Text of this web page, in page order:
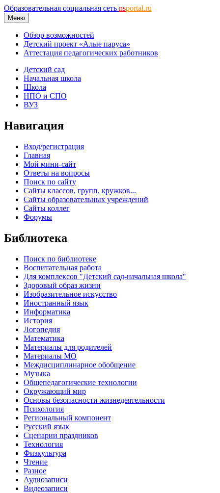
Образовательная социальная сеть nsportal.ru
Меню
Обзор возможностей
Детский проект «Алые паруса»
Аттестация педагогических работников
Детский сад
Начальная школа
Школа
НПО и СПО
ВУЗ
Навигация
Вход/регистрация
Главная
Мой мини-сайт
Ответы на вопросы
Поиск по сайту
Сайты классов, групп, кружков...
Сайты образовательных учреждений
Сайты коллег
Форумы
Библиотека
Поиск по библиотеке
Воспитательная работа
Для комплексов "Детский сад-начальная школа"
Здоровый образ жизни
Изобразительное искусство
Иностранный язык
Информатика
История
Логопедия
Математика
Материалы для родителей
Материалы МО
Междисциплинарное обобщение
Музыка
Общепедагогические технологии
Окружающий мир
Основы безопасности жизнедеятельности
Психология
Региональный компонент
Русский язык
Сценарии праздников
Технология
Физкультура
Чтение
Разное
Аудиозаписи
Видеозаписи